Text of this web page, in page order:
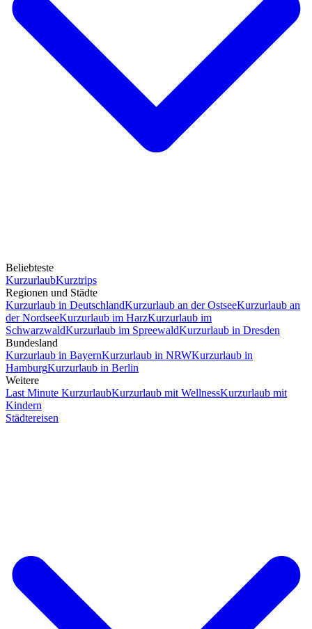
Beliebteste
KurzurlaubKurztrips
Regionen und Städte
Kurzurlaub in DeutschlandKurzurlaub an der OstseeKurzurlaub an
der NordseeKurzurlaub im HarzKurzurlaub im
SchwarzwaldKurzurlaub im SpreewaldKurzurlaub in Dresden
Bundesland
Kurzurlaub in BayernKurzurlaub in NRWKurzurlaub in
HamburgKurzurlaub in Berlin
Weitere
Last Minute KurzurlaubKurzurlaub mit WellnessKurzurlaub mit
Kindern
Städtereisen